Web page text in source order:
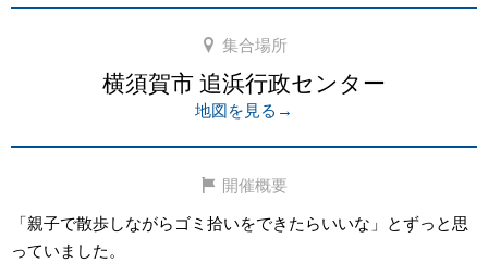
集合場所
横須賀市 追浜行政センター
地図を見る→
開催概要
「親子で散歩しながらゴミ拾いをできたらいいな」とずっと思
っていました。